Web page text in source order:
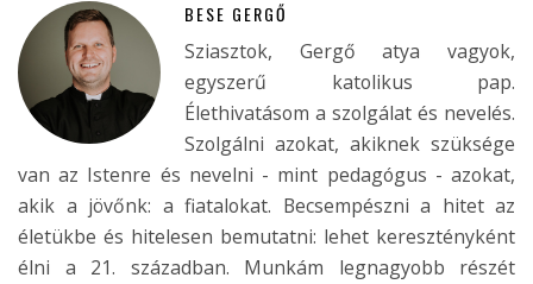
BESE GERGŐ
Sziasztok, Gergő atya vagyok,
egyszerű katolikus pap.
Élethivatásom a szolgálat és nevelés.
Szolgálni azokat, akiknek szüksége
van az Istenre és nevelni - mint pedagógus - azokat,
akik a jövőnk: a fiatalokat. Becsempészni a hitet az
életükbe és hitelesen bemutatni: lehet keresztényként
élni a 21. században. Munkám legnagyobb részét